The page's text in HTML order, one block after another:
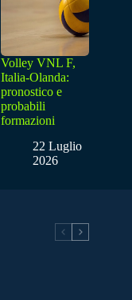
Volley VNL F,
Italia-Olanda:
pronostico e
probabili
formazioni
22 Luglio
2026